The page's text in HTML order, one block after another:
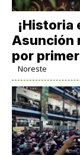
​¡Historia
Asunción
por
Noreste